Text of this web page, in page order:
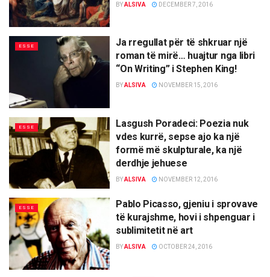
BYALSIVA DECEMBER 7, 2016
ESSE
Ja rregullat për të shkruar një
roman të mirë… huajtur nga libri
“On Writing” i Stephen King!
BYALSIVA NOVEMBER 15, 2016
ESSE
Lasgush Poradeci: Poezia nuk
vdes kurrë, sepse ajo ka një
formë më skulpturale, ka një
derdhje jehuese
BYALSIVA NOVEMBER 12, 2016
ESSE
Pablo Picasso, gjeniu i sprovave
të kurajshme, hovi i shpenguar i
sublimitetit në art
BYALSIVA OCTOBER 24, 2016